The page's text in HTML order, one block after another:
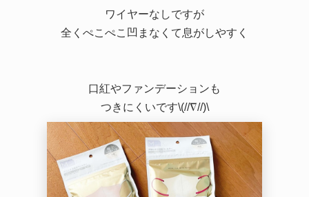
ワイヤーなしですが
全くぺこぺこ凹まなくて息がしやすく
口紅やファンデーションも
つきにくいです\(//∇//)\